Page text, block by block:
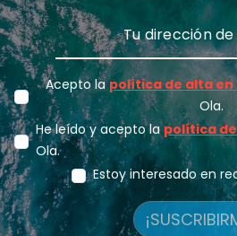
Acepto lapolítica de alta
Ola.
He leído y acepto lapolítica
Ola.
Estoy interesado en